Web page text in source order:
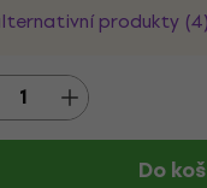
produkty (4)
Do